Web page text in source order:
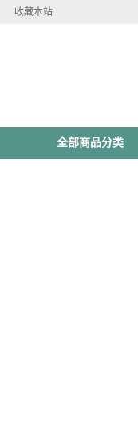
收藏本站
全部商品分类